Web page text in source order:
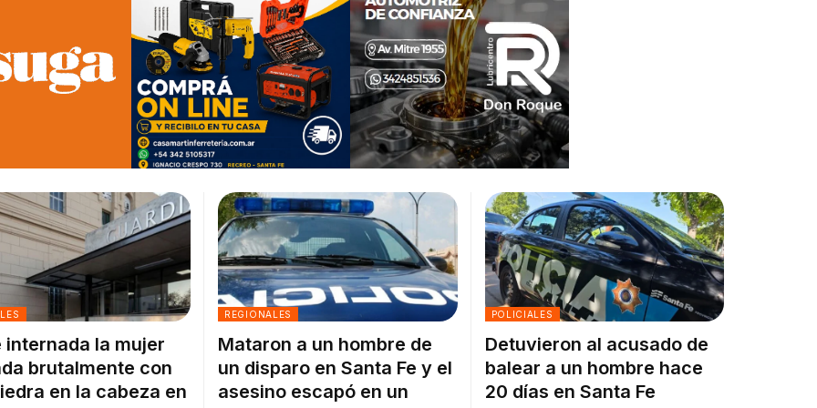
internada la mujer
brutalmente con
en la cabeza en
REGIONALES
Mataron a un hombre de
un disparo en Santa Fe y el
asesino escapó en un
POLICIALES
Detuvieron al acusado de
balear a un hombre hace
20 días en Santa Fe